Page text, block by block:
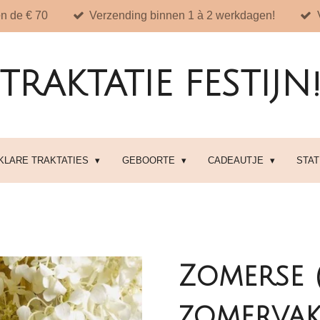
de € 70 Verzending binnen 1 à 2 werkdagen!
TRAKTATIE FESTIJN!
TRAKTATIES GEBOORTE CADEAUTJE
Zomerse